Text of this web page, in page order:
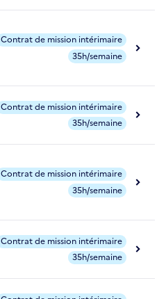
Contrat de mission intérimaire
35h/semaine
Contrat de mission intérimaire
35h/semaine
Contrat de mission intérimaire
35h/semaine
Contrat de mission intérimaire
35h/semaine